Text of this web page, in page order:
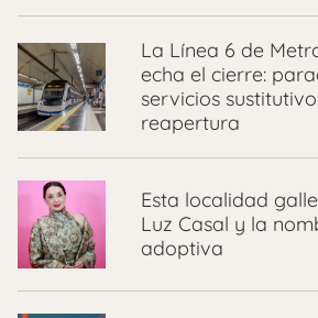
La Línea 6 de
echa el cierre:
servicios
reapertura
Esta localidad
Luz Casal y la
adoptiva